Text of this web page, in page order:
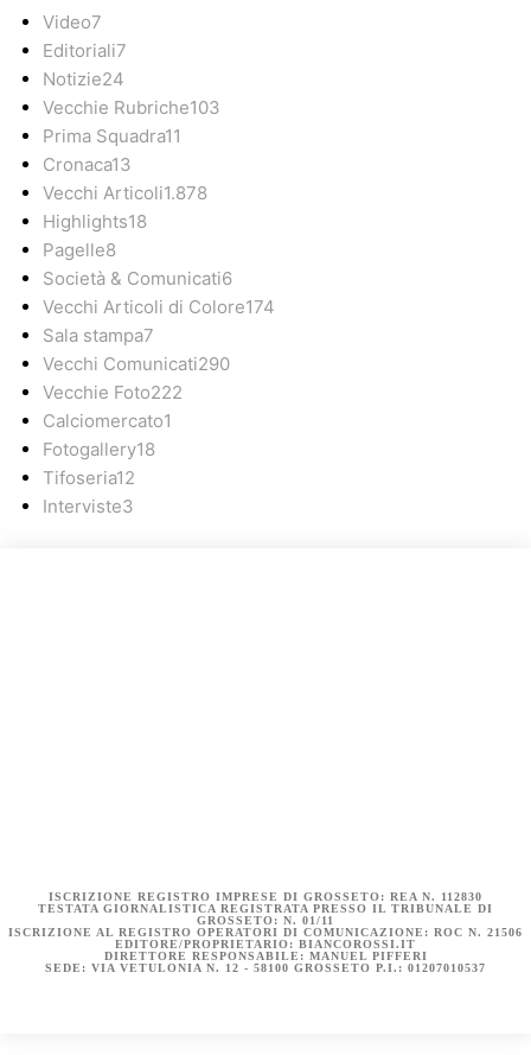
Video7
Editoriali7
Notizie24
Vecchie Rubriche103
Prima Squadra11
Cronaca13
Vecchi Articoli1.878
Highlights18
Pagelle8
Società & Comunicati6
Vecchi Articoli di Colore174
Sala stampa7
Vecchi Comunicati290
Vecchie Foto222
Calciomercato1
Fotogallery18
Tifoseria12
Interviste3
ISCRIZIONE REGISTRO IMPRESE DI GROSSETO: REA N. 112830
TESTATA GIORNALISTICA REGISTRATA PRESSO IL TRIBUNALE DI
GROSSETO: N. 01/11
ISCRIZIONE AL REGISTRO OPERATORI DI COMUNICAZIONE: ROC N. 21506
EDITORE/PROPRIETARIO: BIANCOROSSI.IT
DIRETTORE RESPONSABILE: MANUEL PIFFERI
SEDE: VIA VETULONIA N. 12 - 58100 GROSSETO P.I.: 01207010537